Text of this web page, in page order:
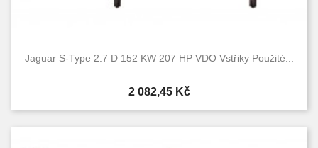
Jaguar S-Type 2.7 D 152 KW 207 HP VDO Vstřiky Použité...
Cena
2 082,45 Kč